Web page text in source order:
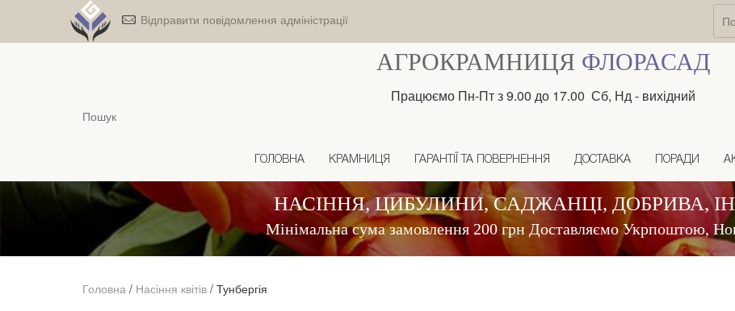
Відправити повідомлення адміністрації
АГРОКРАМНИЦЯ ФЛОРАСАД
Працюємо Пн-Пт з 9.00 до 17.00 Сб, Нд - вихідний
ГОЛОВНА КРАМНИЦЯ ГАРАНТІЇ ТА ПОВЕРНЕННЯ ДОСТАВКА ПОРАДИ
НАСІННЯ, ЦИБУЛИНИ, САДЖАНЦІ, ДОБРИВА,
Мінімальна сума замовлення 200 грн Доставляємо Укрпоштою,
Головна / Насіння квітів / Тунбергія